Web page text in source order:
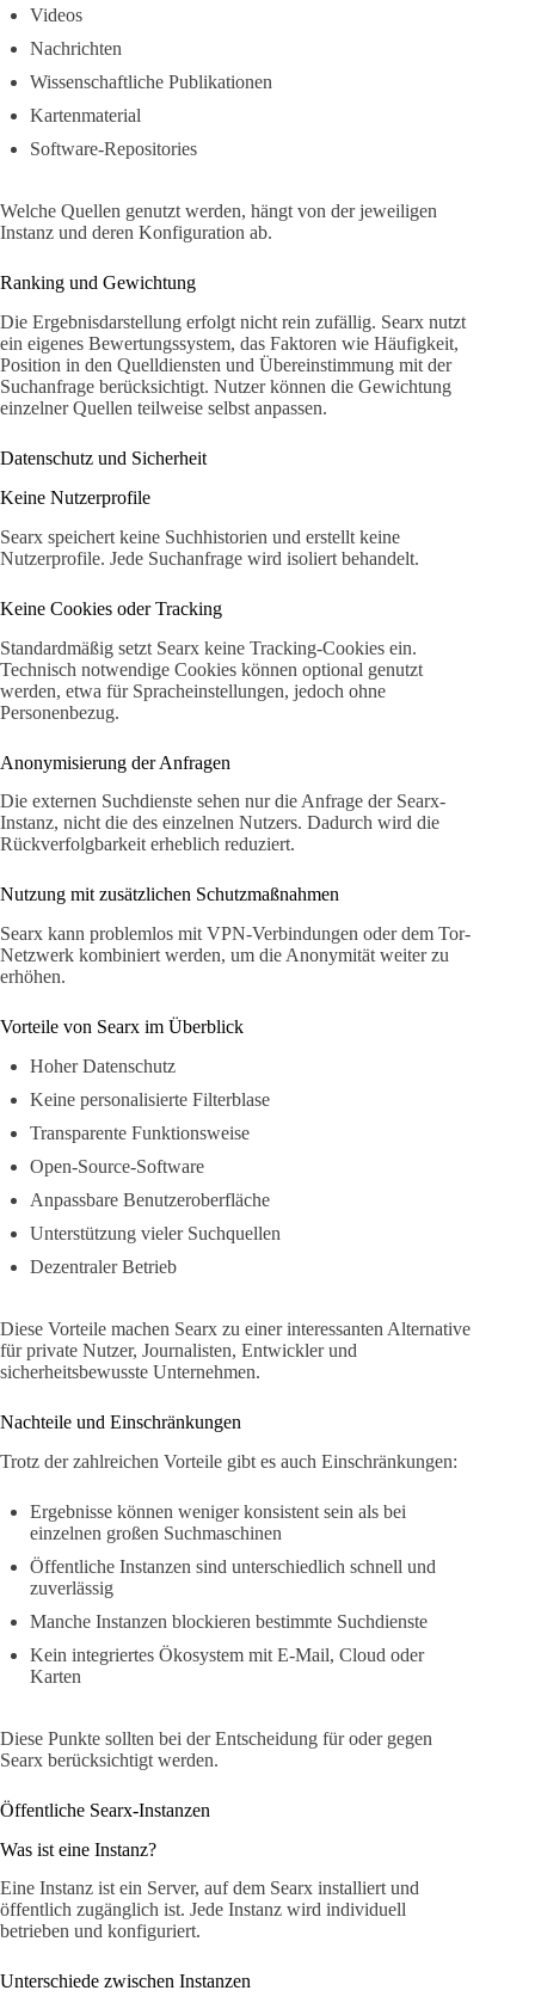
Videos
Nachrichten
Wissenschaftliche Publikationen
Kartenmaterial
Software-Repositories
Welche Quellen genutzt werden, hängt von der jeweiligen
Instanz und deren Konfiguration ab.
Ranking und Gewichtung
Die Ergebnisdarstellung erfolgt nicht rein zufällig. Searx nutzt
ein eigenes Bewertungssystem, das Faktoren wie Häufigkeit,
Position in den Quelldiensten und Übereinstimmung mit der
Suchanfrage berücksichtigt. Nutzer können die Gewichtung
einzelner Quellen teilweise selbst anpassen.
Datenschutz und Sicherheit
Keine Nutzerprofile
Searx speichert keine Suchhistorien und erstellt keine
Nutzerprofile. Jede Suchanfrage wird isoliert behandelt.
Keine Cookies oder Tracking
Standardmäßig setzt Searx keine Tracking-Cookies ein.
Technisch notwendige Cookies können optional genutzt
werden, etwa für Spracheinstellungen, jedoch ohne
Personenbezug.
Anonymisierung der Anfragen
Die externen Suchdienste sehen nur die Anfrage der Searx-
Instanz, nicht die des einzelnen Nutzers. Dadurch wird die
Rückverfolgbarkeit erheblich reduziert.
Nutzung mit zusätzlichen Schutzmaßnahmen
Searx kann problemlos mit VPN-Verbindungen oder dem Tor-
Netzwerk kombiniert werden, um die Anonymität weiter zu
erhöhen.
Vorteile von Searx im Überblick
Hoher Datenschutz
Keine personalisierte Filterblase
Transparente Funktionsweise
Open-Source-Software
Anpassbare Benutzeroberfläche
Unterstützung vieler Suchquellen
Dezentraler Betrieb
Diese Vorteile machen Searx zu einer interessanten Alternative
für private Nutzer, Journalisten, Entwickler und
sicherheitsbewusste Unternehmen.
Nachteile und Einschränkungen
Trotz der zahlreichen Vorteile gibt es auch Einschränkungen:
Ergebnisse können weniger konsistent sein als bei
einzelnen großen Suchmaschinen
Öffentliche Instanzen sind unterschiedlich schnell und
zuverlässig
Manche Instanzen blockieren bestimmte Suchdienste
Kein integriertes Ökosystem mit E-Mail, Cloud oder
Karten
Diese Punkte sollten bei der Entscheidung für oder gegen
Searx berücksichtigt werden.
Öffentliche Searx-Instanzen
Was ist eine Instanz?
Eine Instanz ist ein Server, auf dem Searx installiert und
öffentlich zugänglich ist. Jede Instanz wird individuell
betrieben und konfiguriert.
Unterschiede zwischen Instanzen